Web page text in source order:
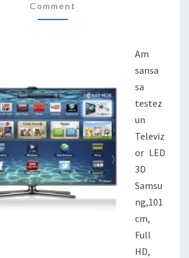
CM,
Comment
Am
sansa
sa
testez
un
Televiz
or LED
3D
Samsu
ng,101
cm,
Full
HD,